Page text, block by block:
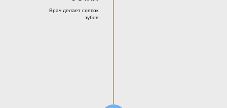
Врач делает cлепок
зубов